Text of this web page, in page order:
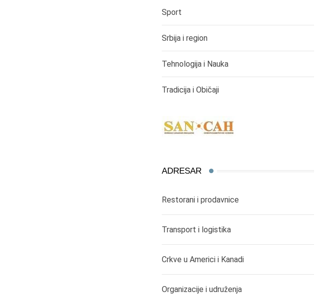
Sport
Srbija i region
Tehnologija i Nauka
Tradicija i Običaji
ADRESAR
Restorani i prodavnice
Transport i logistika
Crkve u Americi i Kanadi
Organizacije i udruženja